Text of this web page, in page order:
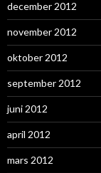
december 2012
november 2012
oktober 2012
september 2012
juni 2012
april 2012
mars 2012